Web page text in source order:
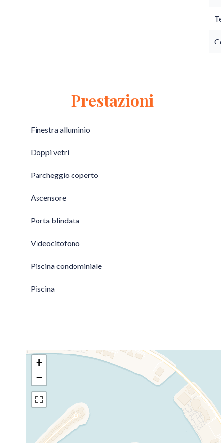
Prestazioni
Finestra alluminio
Doppi vetri
Parcheggio coperto
Ascensore
Porta blindata
Videocitofono
Piscina condominiale
Piscina
+
−